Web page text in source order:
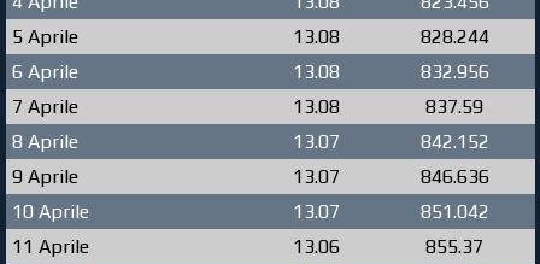
5 Aprile
13.08
828.244
6 Aprile
13.08
832.956
7 Aprile
13.08
837.59
8 Aprile
13.07
842.152
9 Aprile
13.07
846.636
10 Aprile
13.07
851.042
11 Aprile
13.06
855.37